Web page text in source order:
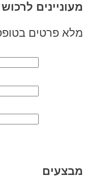
מעוניינים
מלא פרטים
מבצעים